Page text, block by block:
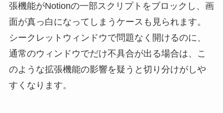
張機能がNotionの一部スクリプトをブロックし、画
面が真っ白になってしまうケースも見られます。
シークレットウィンドウで問題なく開けるのに、
通常のウィンドウでだけ不具合が出る場合は、こ
のような拡張機能の影響を疑うと切り分けがしや
すくなります。